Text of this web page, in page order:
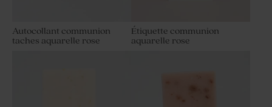
Autocollant communion
taches aquarelle rose
Étiquette communion
aquarelle rose